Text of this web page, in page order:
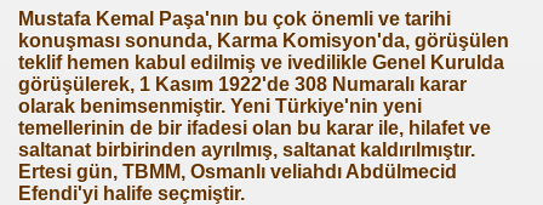
Mustafa Kemal Paşa'nın bu çok önemli ve tarihi
konuşması sonunda, Karma Komisyon'da, görüşülen
teklif hemen kabul edilmiş ve ivedilikle Genel Kurulda
görüşülerek, 1 Kasım 1922'de 308 Numaralı karar
olarak benimsenmiştir. Yeni Türkiye'nin yeni
temellerinin de bir ifadesi olan bu karar ile, hilafet ve
saltanat birbirinden ayrılmış, saltanat kaldırılmıştır.
Ertesi gün, TBMM, Osmanlı veliahdı Abdülmecid
Efendi'yi halife seçmiştir.